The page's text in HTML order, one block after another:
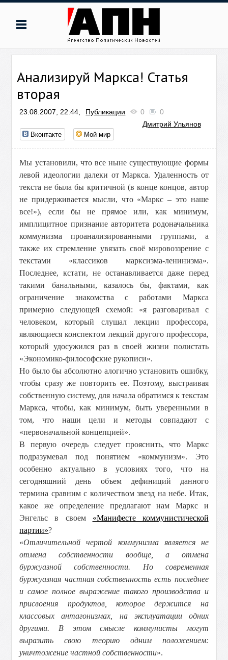
Анализируй Маркса! Статья
вторая
23.08.2007, 22:44, Публикации 0
0
Дмитрий Ульянов
Вконтакте Мой мир
Мы установили, что все ныне существующие формы
левой идеологии далеки от Маркса. Удаленность от
текста не была бы критичной (в конце концов, автор
не придерживается мысли, что «Маркс – это наше
все!»), если бы не прямое или, как минимум,
имплицитное признание авторитета родоначальника
коммунизма проанализированными группами, а
также их стремление увязать своё мировоззрение с
текстами «классиков марксизма-ленинизма».
Последнее, кстати, не останавливается даже перед
такими банальными, казалось бы, фактами, как
ограничение знакомства с работами Маркса
примерно следующей схемой: «я разговаривал с
человеком, который слушал лекции профессора,
являющиеся конспектом лекций другого профессора,
который удосужился раз в своей жизни полистать
«Экономико-философские рукописи».
Но было бы абсолютно алогично установить ошибку,
чтобы сразу же повторить ее. Поэтому, выстраивая
собственную систему, для начала обратимся к текстам
Маркса, чтобы, как минимум, быть уверенными в
том, что наши цели и методы совпадают с
«первоначальной концепцией».
В первую очередь следует прояснить, что Маркс
подразумевал под понятием «коммунизм». Это
особенно актуально в условиях того, что на
сегодняшний день объем дефиниций данного
термина сравним с количеством звезд на небе. Итак,
какое же определение предлагают нам Маркс и
Энгельс в своем «Манифесте коммунистической
партии»?
«Отличительной чертой коммунизма является не
отмена собственности вообще, а отмена
буржуазной собственности. Но современная
буржуазная частная собственность есть последнее
и самое полное выражение такого производства и
присвоения продуктов, которое держится на
классовых антагонизмах, на эксплуатации одних
другими. В этом смысле коммунисты могут
выразить свою теорию одним положением:
уничтожение частной собственности».